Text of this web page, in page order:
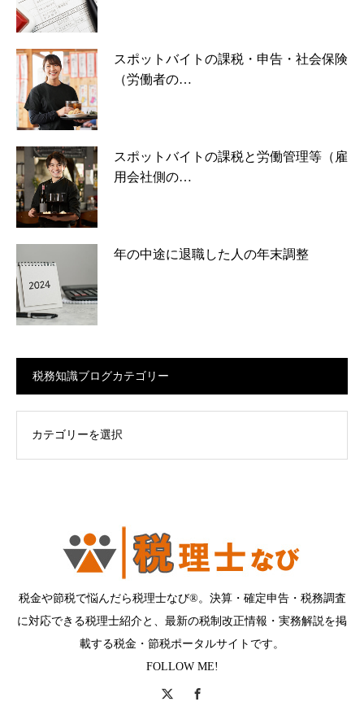
スポットバイトの課税・申告・社会保険
（労働者の…
スポットバイトの課税と労働管理等（雇
用会社側の…
年の中途に退職した人の年末調整
税務知識ブログカテゴリー
税金や節税で悩んだら税理士なび®。決算・確定申告・税務調査
に対応できる税理士紹介と、最新の税制改正情報・実務解説を掲
載する税金・節税ポータルサイトです。
FOLLOW ME!